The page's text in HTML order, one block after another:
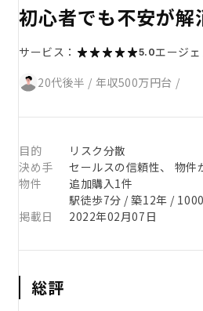
初心者でも不安が解
サービス： 5.0エージェ
20代後半 / 年収500万円台 /
目的
リスク分散
決め手
セールスの信頼性、 物件
物件
追加購入1件
駅徒歩7分 / 築12年 /
掲載日
2022年02月07日
総評